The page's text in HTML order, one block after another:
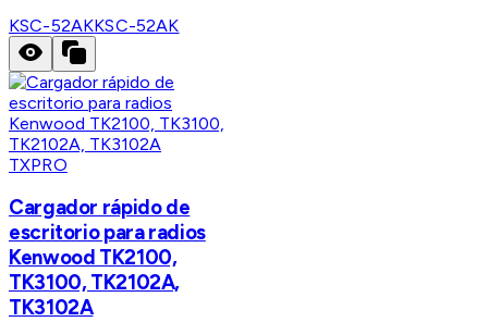
KSC-52AKKSC-52AK
TXPRO
Cargador rápido de
escritorio para radios
Kenwood TK2100,
TK3100, TK2102A,
TK3102A